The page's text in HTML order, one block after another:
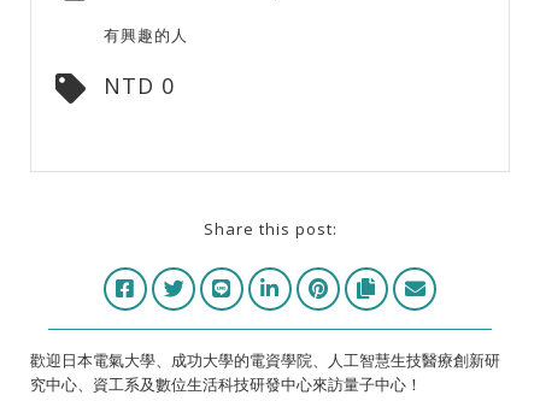
有興趣的人
NTD 0
Share this post:
歡迎日本電氣大學、成功大學的電資學院、人工智慧生技醫療創新研
究中心、資工系及數位生活科技研發中心來訪量子中心！